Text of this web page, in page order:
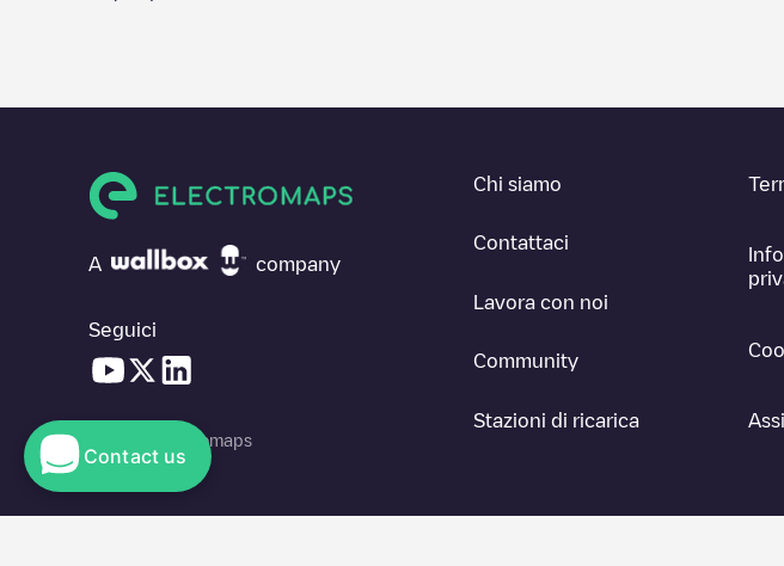
A company
Seguici
© 2026 Electromaps
Chi siamo
Contattaci
Lavora con noi
Community
Stazioni di ricarica
Contact us